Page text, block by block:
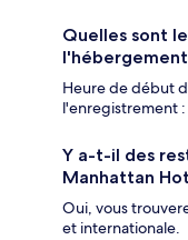
Quelles sont
Heure de début
l'enregistrement
Y a-t-il des
Manhattan
Oui, vous
et internationale.